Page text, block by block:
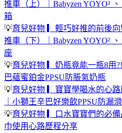
推車（上）｜Babyzen YOYO²
箱
💡育兒好物 ▎輕巧好推的前後
推車（下）｜Babyzen YOYO²
座
💡育兒好物 ▎奶瓶竟能一瓶8用
巴蘊蜜鉑金PPSU防脹氣奶瓶
💡育兒好物 ▎寶寶學喝水的心
｜小獅王辛巴好樂飲PPSU防漏
💡育兒好物 ▎口水寶寶們的必
巾使用心路歷程分享